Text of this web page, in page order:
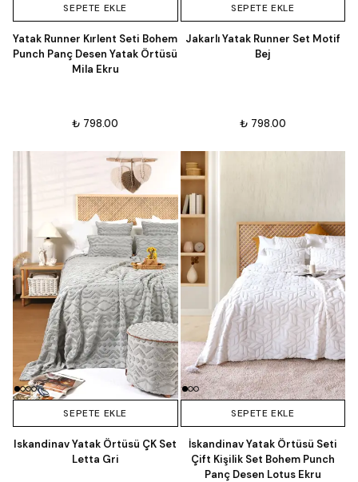
SEPETE EKLE
Yatak Runner Kırlent Seti Bohem
Punch Panç Desen Yatak Örtüsü
Mila Ekru
₺ 798.00
SEPETE EKLE
Jakarlı Yatak Runner Set Motif
Bej
₺ 798.00
SEPETE EKLE
Iskandinav Yatak Örtüsü ÇK Set
Letta Gri
SEPETE EKLE
İskandinav Yatak Örtüsü Seti
Çift Kişilik Set Bohem Punch
Panç Desen Lotus Ekru